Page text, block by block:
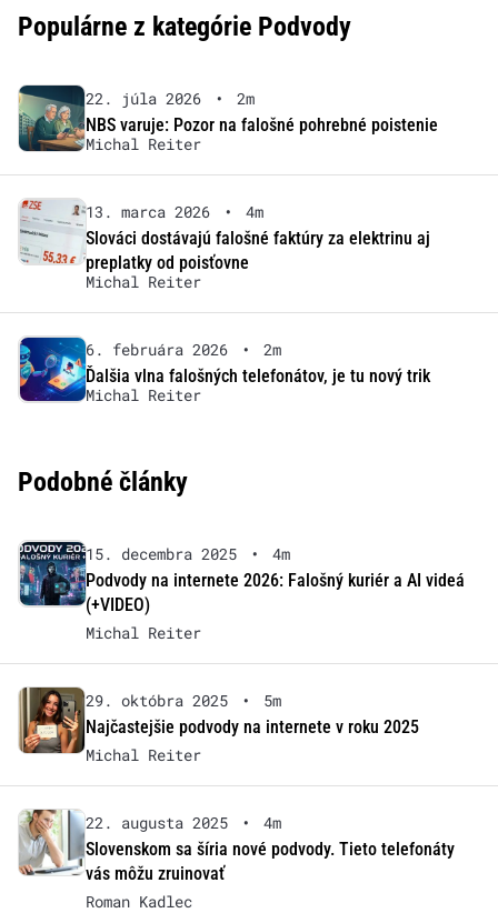
Populárne z kategórie Podvody
22. júla 2026 •
2m
NBS varuje: Pozor na falošné pohrebné poistenie
Michal Reiter
13. marca 2026 •
4m
Slováci dostávajú falošné faktúry za elektrinu aj
preplatky od poisťovne
Michal Reiter
6. februára 2026 •
2m
Ďalšia vlna falošných telefonátov, je tu nový trik
Michal Reiter
Podobné články
15. decembra 2025 •
4m
Podvody na internete 2026: Falošný kuriér a AI videá
(+VIDEO)
Michal Reiter
29. októbra 2025 •
5m
Najčastejšie podvody na internete v roku 2025
Michal Reiter
22. augusta 2025 •
4m
Slovenskom sa šíria nové podvody. Tieto telefonáty
vás môžu zruinovať
Roman Kadlec